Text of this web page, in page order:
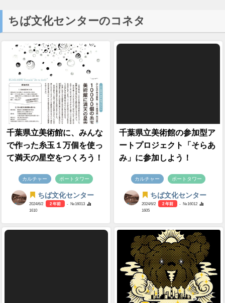
ちば文化センターのコネタ
千葉県立美術館に、みんな
で作った糸玉１万個を使っ
て満天の星空をつくろう！
カルチャー ポートタワー
ちば文化センター
2024/6/2 2 年前
- №16013
1610
千葉県立美術館の参加型ア
ートプロジェクト「そらあ
み」に参加しよう！
カルチャー ポートタワー
ちば文化センター
2024/6/2 2 年前
- №16012
1605